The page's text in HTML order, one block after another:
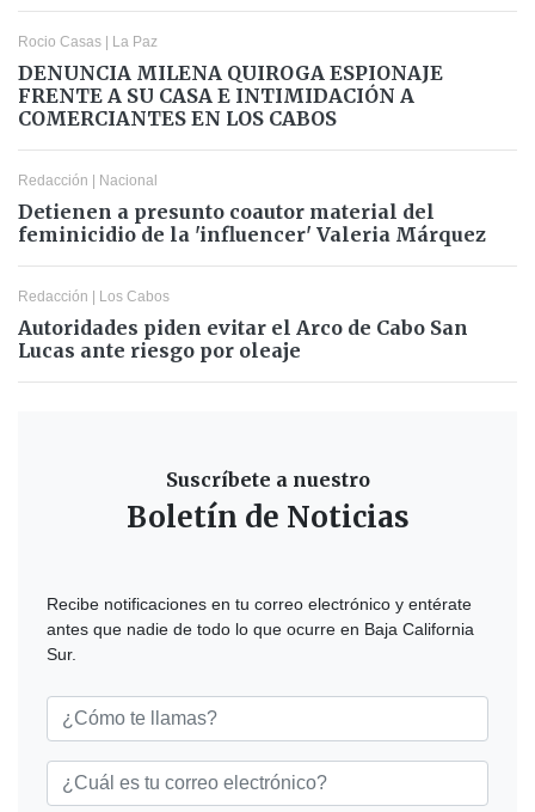
Rocio Casas La Paz
DENUNCIA MILENA QUIROGA ESPIONAJE
FRENTE A SU CASA E INTIMIDACIÓN A
COMERCIANTES EN LOS CABOS
Redacción Nacional
Detienen a presunto coautor material del
feminicidio de la 'influencer' Valeria Márquez
Redacción Los Cabos
Autoridades piden evitar el Arco de Cabo San
Lucas ante riesgo por oleaje
Suscríbete a nuestro
Boletín de Noticias
Recibe notificaciones en tu correo electrónico y entérate
antes que nadie de todo lo que ocurre en Baja California
Sur.